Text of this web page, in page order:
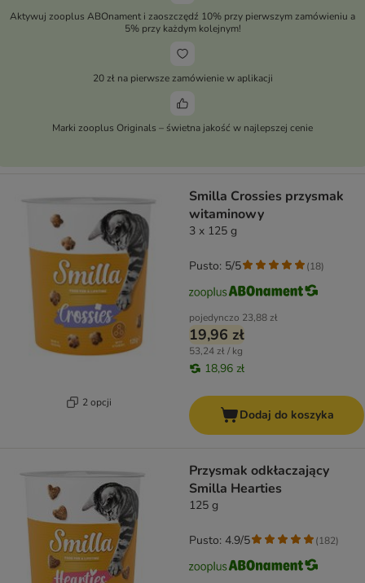
Aktywuj zooplus ABOnament i zaoszczędź 10% przy pierwszym zamówieniu a
5% przy każdym kolejnym!
20 zł na pierwsze zamówienie w aplikacji
Marki zooplus Originals – świetna jakość w najlepszej cenie
2 opcji
Smilla Crossies przysmak
witaminowy
3 x 125 g
pojedynczo 23,88 zł
19,96 zł
53,24 zł / kg
18,96 zł
Pusto: 5/5 (18)
Dodaj do koszyka
Przysmak odkłaczający
Smilla Hearties
125 g
Pusto: 4.9/5 (182)